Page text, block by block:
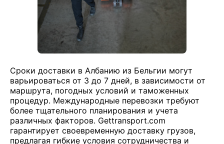
Сроки доставки в Албанию из Бельгии могут
варьироваться от 3 до 7 дней, в зависимости от
маршрута, погодных условий и таможенных
процедур. Международные перевозки требуют
более тщательного планирования и учета
различных факторов. Gettransport.com
гарантирует своевременную доставку грузов,
предлагая гибкие условия сотрудничества и